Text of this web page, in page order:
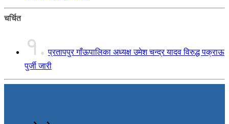
चर्चित
१. प्रतापपुर गाँऊपालिका अध्यक्ष उमेश चन्द्र यादव विरुद्ध पक्राऊ
पुर्जी जारी